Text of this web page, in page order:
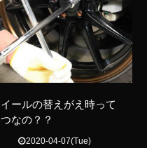
ールの替えがえ時って
なの？？
2020-04-07(Tue)